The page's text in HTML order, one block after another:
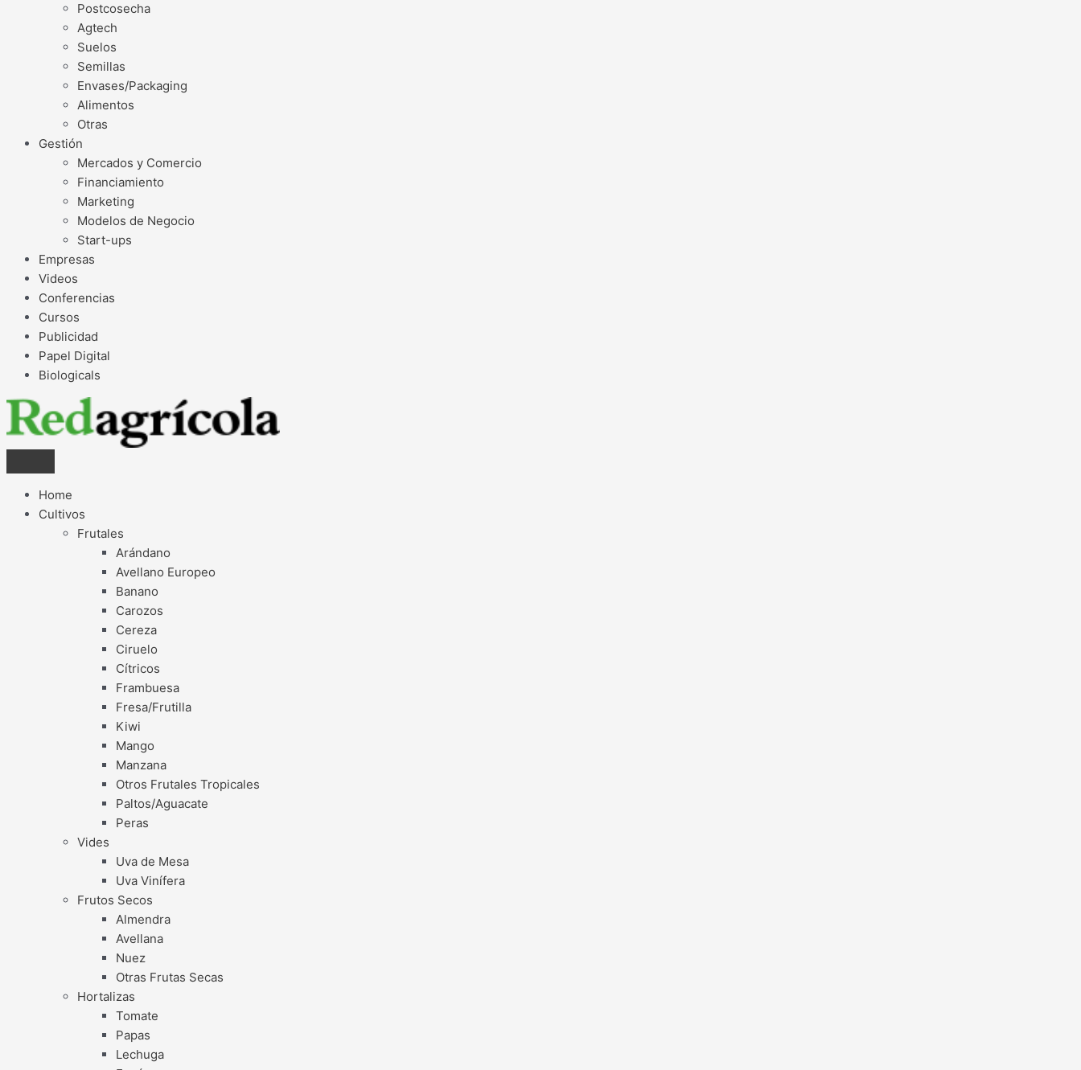
Postcosecha
Agtech
Suelos
Semillas
Envases/Packaging
Alimentos
Otras
Gestión
Mercados y Comercio
Financiamiento
Marketing
Modelos de Negocio
Start-ups
Empresas
Videos
Conferencias
Cursos
Publicidad
Papel Digital
Biologicals
Home
Cultivos
Frutales
Arándano
Avellano Europeo
Banano
Carozos
Cereza
Ciruelo
Cítricos
Frambuesa
Fresa/Frutilla
Kiwi
Mango
Manzana
Otros Frutales Tropicales
Paltos/Aguacate
Peras
Vides
Uva de Mesa
Uva Vinífera
Frutos Secos
Almendra
Avellana
Nuez
Otras Frutas Secas
Hortalizas
Tomate
Papas
Lechuga